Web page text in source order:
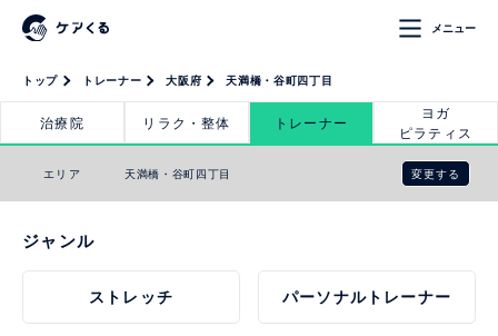
メニュー
トップ トレーナー 大阪府 天満橋・谷町四丁目
治療院 リラク・整体 トレーナー
ヨガ
ピラティス
エリア 天満橋・谷町四丁目 変更する
ジャンル
ストレッチ パーソナルトレーナー